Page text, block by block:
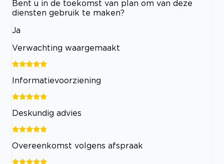
Bent u in de toekomst van plan om van deze
diensten gebruik te maken?
Ja
Verwachting waargemaakt
Informatievoorziening
Deskundig advies
Overeenkomst volgens afspraak